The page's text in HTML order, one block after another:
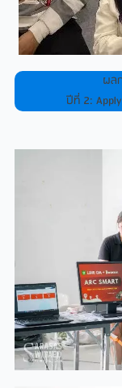
ผล
ปีที่ 2: